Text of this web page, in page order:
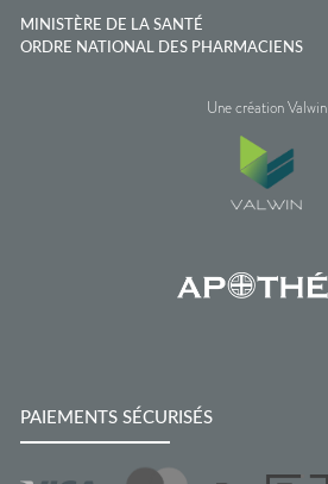
MINISTÈRE DE LA SANTÉ
ORDRE NATIONAL DES PHARMACIENS
Une création Valwin
PAIEMENTS SÉCURISÉS